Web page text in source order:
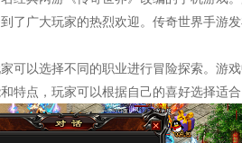
了广大玩家的热烈欢迎。传奇世界手游
可以选择不同的职业进行冒险探索。游
特点，玩家可以根据自己的喜好选择适合